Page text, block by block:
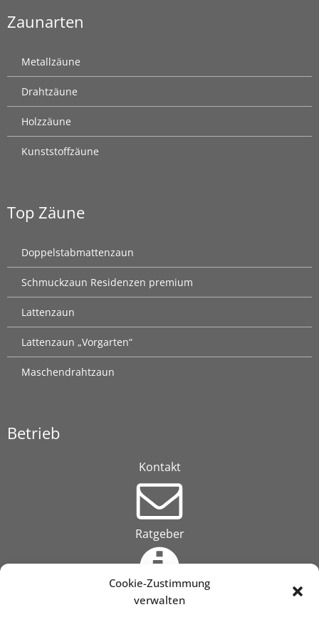
Cookie-Zustimmung
verwalten
Zaunarten
Metallzäune
Drahtzäune
Holzzäune
Kunststoffzäune
Top Zäune
Doppelstabmattenzaun
Schmuckzaun Residenzen premium
Lattenzaun
Lattenzaun „Vorgarten“
Maschendrahtzaun
Betrieb
Kontakt
Ratgeber
Über uns